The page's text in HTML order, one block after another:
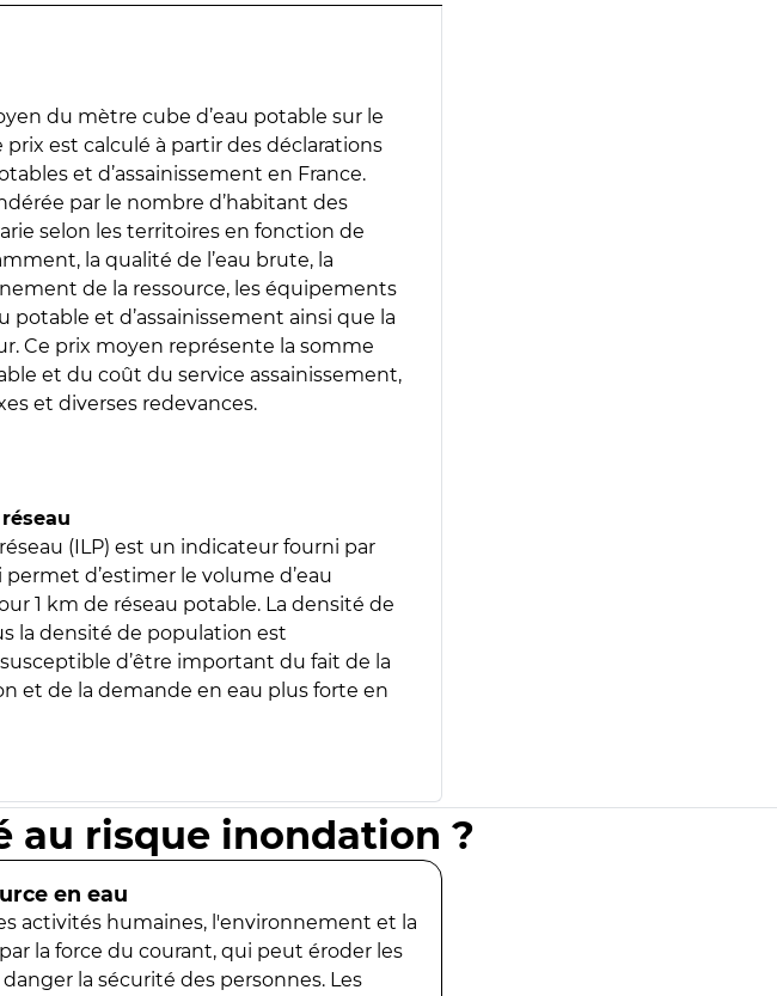
du mètre cube d’eau potable sur le
prix est calculé à partir des déclarations
et d’assainissement en France.
par le nombre d’habitant des
selon les territoires en fonction de
la qualité de l’eau brute, la
de la ressource, les équipements
potable et d’assainissement ainsi que la
Ce prix moyen représente la somme
et du coût du service assainissement,
et diverses redevances.
(ILP) est un indicateur fourni par
permet d’estimer le volume d’eau
1 km de réseau potable. La densité de
la densité de population est
d’être important du fait de la
et de la demande en eau plus forte en
au risque inondation ?
en eau
activités humaines, l'environnement et la
la force du courant, qui peut éroder les
la sécurité des personnes. Les